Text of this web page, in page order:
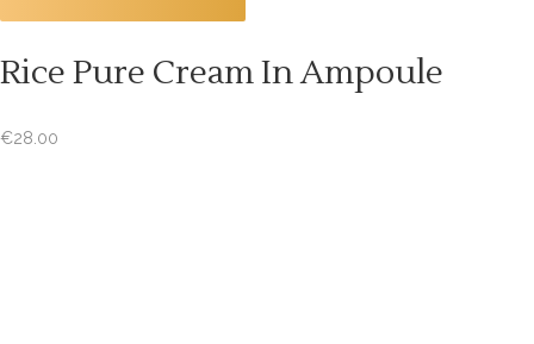
Rice Pure Cream In Ampoule
€28.00